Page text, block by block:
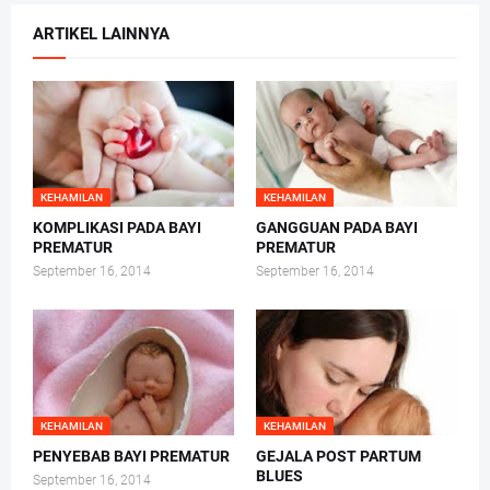
ARTIKEL LAINNYA
KEHAMILAN
KOMPLIKASI PADA BAYI
PREMATUR
September 16, 2014
KEHAMILAN
GANGGUAN PADA BAYI
PREMATUR
September 16, 2014
KEHAMILAN
PENYEBAB BAYI PREMATUR
September 16, 2014
KEHAMILAN
GEJALA POST PARTUM
BLUES